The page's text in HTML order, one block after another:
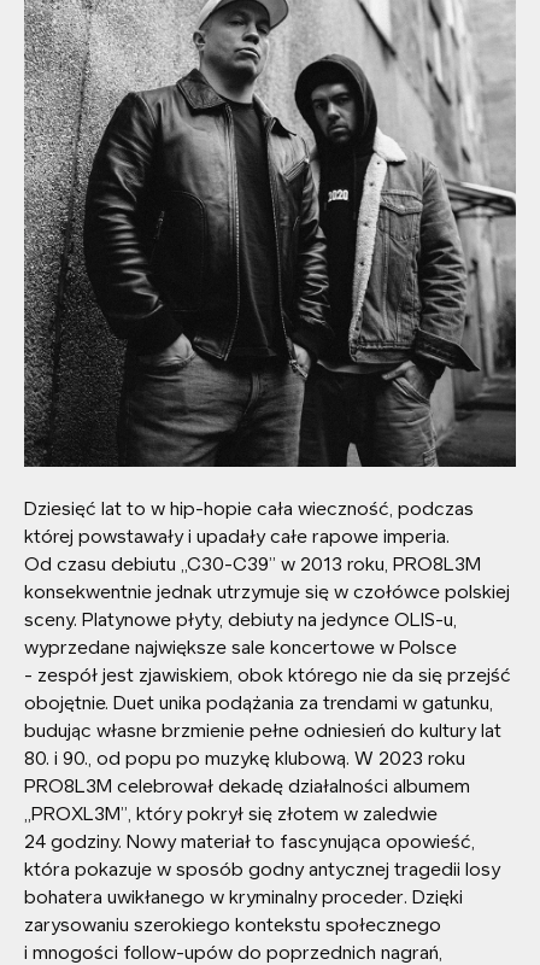
Dziesięć lat to w hip-hopie cała wieczność, podczas
której powstawały i upadały całe rapowe imperia.
Od czasu debiutu „C30-C39” w 2013 roku, PRO8L3M
konsekwentnie jednak utrzymuje się w czołówce polskiej
sceny. Platynowe płyty, debiuty na jedynce OLIS-u,
wyprzedane największe sale koncertowe w Polsce
- zespół jest zjawiskiem, obok którego nie da się przejść
obojętnie. Duet unika podążania za trendami w gatunku,
budując własne brzmienie pełne odniesień do kultury lat
80. i 90., od popu po muzykę klubową. W 2023 roku
PRO8L3M celebrował dekadę działalności albumem
„PROXL3M”, który pokrył się złotem w zaledwie
24 godziny. Nowy materiał to fascynująca opowieść,
która pokazuje w sposób godny antycznej tragedii losy
bohatera uwikłanego w kryminalny proceder. Dzięki
zarysowaniu szerokiego kontekstu społecznego
i mnogości follow-upów do poprzednich nagrań,